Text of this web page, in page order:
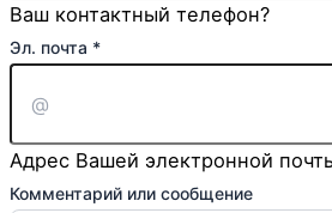
Ваш контактный телефон?
сообщение
почта
Эл. почта *
Адрес Вашей электронной
Комментарий или сообщение